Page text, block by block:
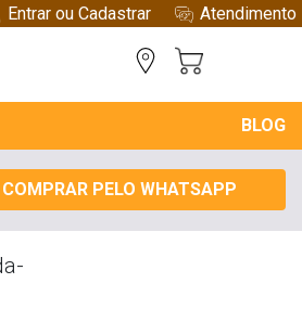
Entrar ou Cadastrar
Atendimento
BLOG
COMPRAR PELO WHATSAPP